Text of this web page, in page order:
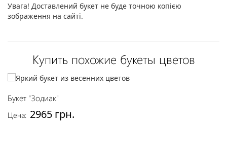
Увага! Доставлений букет не буде точною копією
зображення на сайті.
Купить похожие букеты цветов
Букет "Зодиак"
Цена: 2965 грн.